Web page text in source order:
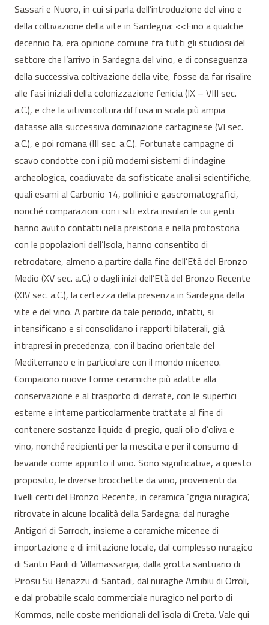
Sassari e Nuoro, in cui si parla dell’introduzione del vino e
della coltivazione della vite in Sardegna: <<Fino a qualche
decennio fa, era opinione comune fra tutti gli studiosi del
settore che l’arrivo in Sardegna del vino, e di conseguenza
della successiva coltivazione della vite, fosse da far risalire
alle fasi iniziali della colonizzazione fenicia (IX – VIII sec.
a.C.), e che la vitivinicoltura diffusa in scala più ampia
datasse alla successiva dominazione cartaginese (VI sec.
a.C.), e poi romana (III sec. a.C.). Fortunate campagne di
scavo condotte con i più moderni sistemi di indagine
archeologica, coadiuvate da sofisticate analisi scientifiche,
quali esami al Carbonio 14, pollinici e gascromatografici,
nonché comparazioni con i siti extra insulari le cui genti
hanno avuto contatti nella preistoria e nella protostoria
con le popolazioni dell’Isola, hanno consentito di
retrodatare, almeno a partire dalla fine dell’Età del Bronzo
Medio (XV sec. a.C.) o dagli inizi dell’Età del Bronzo Recente
(XIV sec. a.C.), la certezza della presenza in Sardegna della
vite e del vino. A partire da tale periodo, infatti, si
intensificano e si consolidano i rapporti bilaterali, già
intrapresi in precedenza, con il bacino orientale del
Mediterraneo e in particolare con il mondo miceneo.
Compaiono nuove forme ceramiche più adatte alla
conservazione e al trasporto di derrate, con le superfici
esterne e interne particolarmente trattate al fine di
contenere sostanze liquide di pregio, quali olio d’oliva e
vino, nonché recipienti per la mescita e per il consumo di
bevande come appunto il vino. Sono significative, a questo
proposito, le diverse brocchette da vino, provenienti da
livelli certi del Bronzo Recente, in ceramica ‘grigia nuragica’,
ritrovate in alcune località della Sardegna: dal nuraghe
Antigori di Sarroch, insieme a ceramiche micenee di
importazione e di imitazione locale, dal complesso nuragico
di Santu Pauli di Villamassargia, dalla grotta santuario di
Pirosu Su Benazzu di Santadi, dal nuraghe Arrubiu di Orroli,
e dal probabile scalo commerciale nuragico nel porto di
Kommos, nelle coste meridionali dell’isola di Creta. Vale qui